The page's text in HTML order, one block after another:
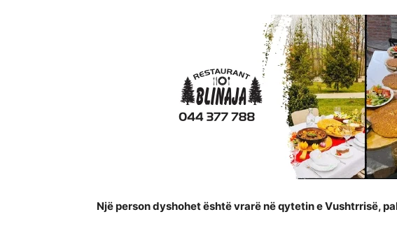
Një person dyshohet është vrarë në qytetin e Vushtrrisë,